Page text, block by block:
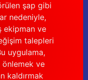
şap gibi
nedeniyle,
ekipman ve
talepleri
uygulama,
önlemek ve
kaldırmak